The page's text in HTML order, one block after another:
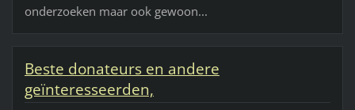
onderzoeken maar ook gewoon...
Beste donateurs en andere
geïnteresseerden,